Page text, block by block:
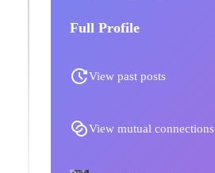
Full Profile
View past posts
View mutual connections